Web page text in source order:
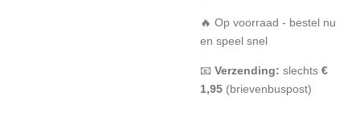
🔥 Op voorraad - bestel nu
en speel snel
📧 Verzending: slechts €
1,95 (brievenbuspost)